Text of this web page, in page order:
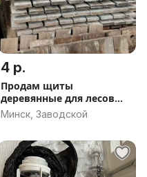
4 р.
Продам щиты
деревянные для лесов
рамочных 1м х1м Б/У
Минск, Заводской